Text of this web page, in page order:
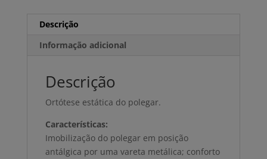
Descrição
Informação adicional
Descrição
Ortótese estática do polegar.
Características:
Imobilização do polegar em posição
antálgica por uma vareta metálica; conforto